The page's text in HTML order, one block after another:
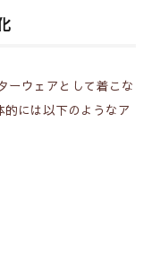
ーウェアとして着こな
には以下のようなア